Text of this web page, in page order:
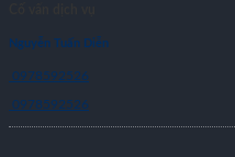
Nguyễn Tuấn Diễn
0978592526
0978592526